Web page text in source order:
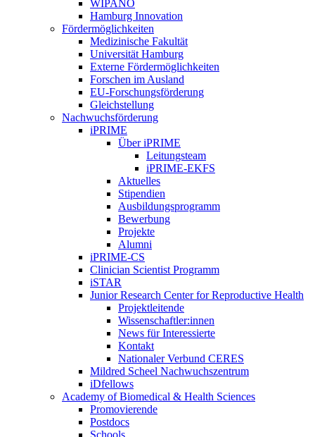
WIPANO
Hamburg Innovation
Fördermöglichkeiten
Medizinische Fakultät
Universität Hamburg
Externe Fördermöglichkeiten
Forschen im Ausland
EU-Forschungsförderung
Gleichstellung
Nachwuchsförderung
iPRIME
Über iPRIME
Leitungsteam
iPRIME-EKFS
Aktuelles
Stipendien
Ausbildungsprogramm
Bewerbung
Projekte
Alumni
iPRIME-CS
Clinician Scientist Programm
iSTAR
Junior Research Center for Reproductive Health
Projektleitende
Wissenschaftler:innen
News für Interessierte
Kontakt
Nationaler Verbund CERES
Mildred Scheel Nachwuchszentrum
iDfellows
Academy of Biomedical & Health Sciences
Promovierende
Postdocs
Schools